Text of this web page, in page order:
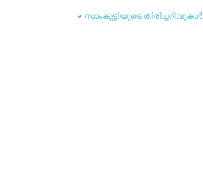
« സാംകുട്ടിയുടെ തിരിച്ചറിവുകള്‍